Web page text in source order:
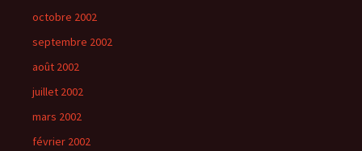
octobre 2002
septembre 2002
août 2002
juillet 2002
mars 2002
février 2002